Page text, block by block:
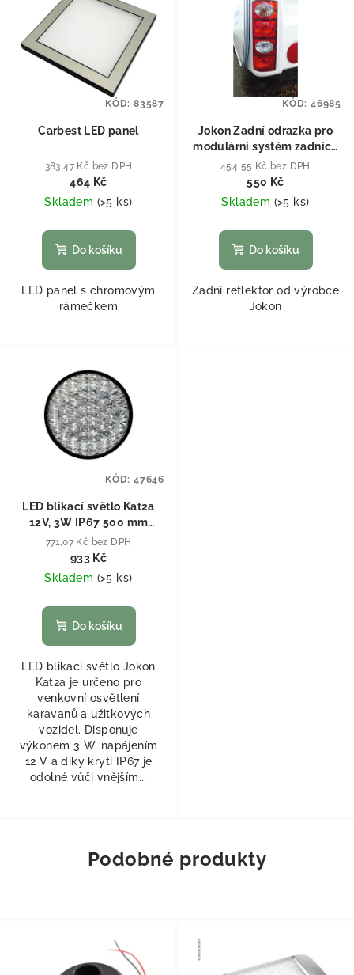
Carbest LED panel
383,47 Kč bez DPH
464 Kč
Skladem (>5 ks)
Do košíku
LED panel s chromovým
rámečkem
KÓD: 83587
Jokon Zadní odrazka pro
modulární systém zadních
světel
454,55 Kč bez DPH
550 Kč
Skladem (>5 ks)
Do košíku
Zadní reflektor od výrobce
Jokon
KÓD: 46985
LED blikací světlo Kat2a
12V, 3W IP67 500 mm
kabel čirý
771,07 Kč bez DPH
933 Kč
Skladem (>5 ks)
Do košíku
LED blikací světlo Jokon
Kat2a je určeno pro
venkovní osvětlení
karavanů a užitkových
vozidel. Disponuje
výkonem 3 W, napájením
12 V a díky krytí IP67 je
odolné vůči vnějším...
KÓD: 47646
Podobné produkty